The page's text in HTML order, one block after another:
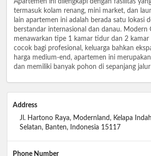
termasuk kolam renang, mini market, dan
lain apartemen ini adalah berada satu lokasi
berstandar internasional dan danau. Modern
menawarkan tipe 1 kamar tidur dan 2 kamar
cocok bagi profesional, keluarga bahkan
harga medium-end, apartemen ini
dan memiliki banyak pohon di sepanjang
Address
Jl. Hartono Raya, Modernland, Kelapa
Selatan, Banten, Indonesia 15117
Phone Number